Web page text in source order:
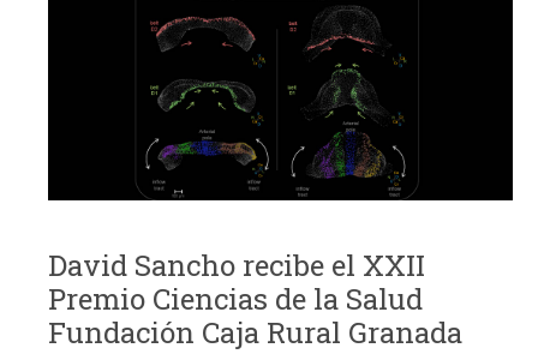
David Sancho recibe el XXII
Premio Ciencias de la Salud
Fundación Caja Rural Granada